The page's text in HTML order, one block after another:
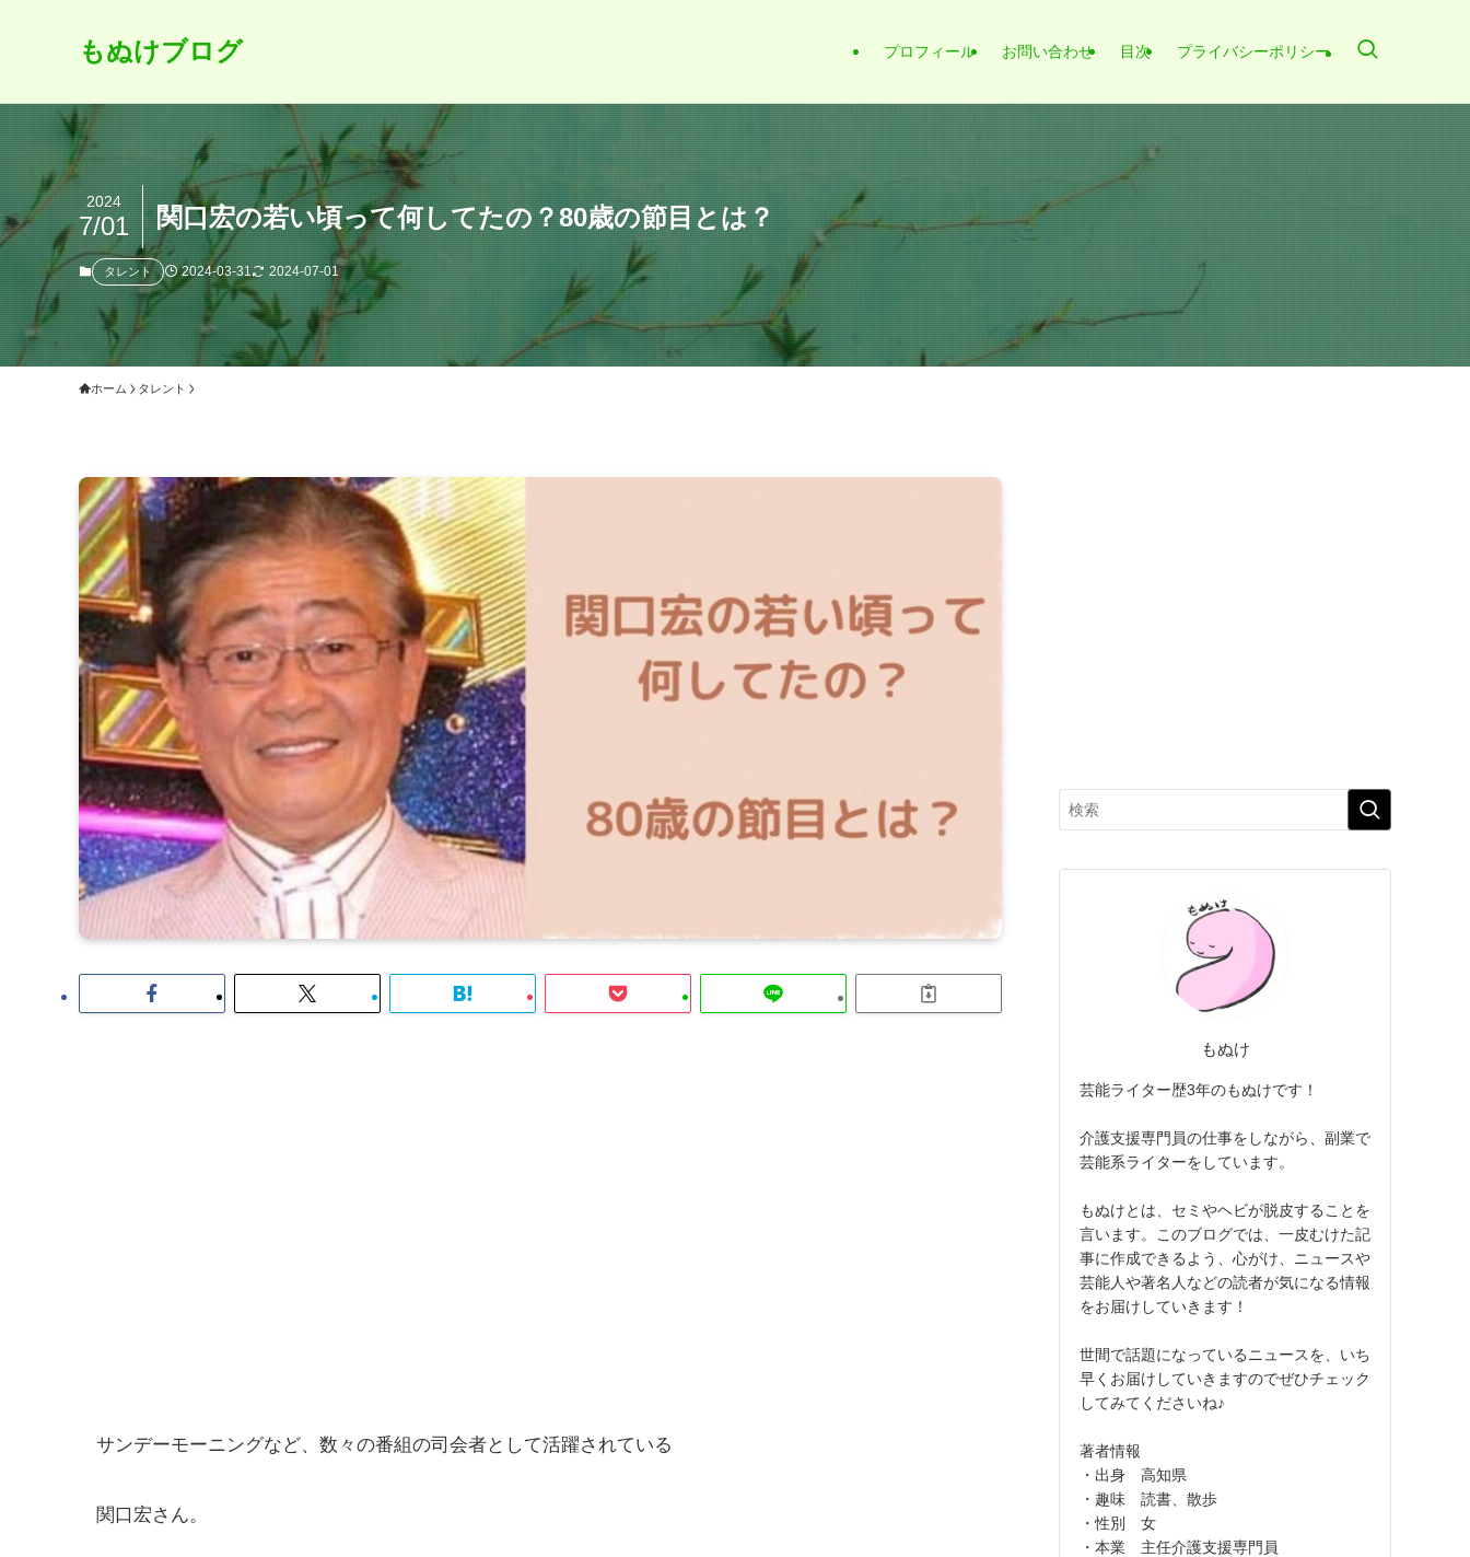
もぬけブログ プロフィール お問い合わせ 目次 プライバシーポリシー
関口宏の若い頃って何してたの？80歳の節目とは？
2024
7/01
タレント 2024-03-31 2024-07-01
ホーム タレント
サンデーモーニングなど、数々の番組の司会者として活躍されている
関口宏さん。
もぬけ
芸能ライター歴3年のもぬけです！
介護支援専門員の仕事をしながら、副業で
芸能系ライターをしています。
もぬけとは、セミやヘビが脱皮することを
言います。このブログでは、一皮むけた記
事に作成できるよう、心がけ、ニュースや
芸能人や著名人などの読者が気になる情報
をお届けしていきます！
世間で話題になっているニュースを、いち
早くお届けしていきますのでぜひチェック
してみてくださいね♪
著者情報
・出身 高知県
・趣味 読書、散歩
・性別 女
・本業 主任介護支援専門員